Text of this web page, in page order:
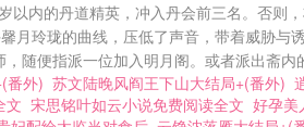
内的丹道精英，冲入丹会前三名。否则
玲珑的曲线，压低了声音，带着威胁与
随便指派一位加入明月阁。或者派出斋内
番外) 苏文陆晚风阎王下山大结局+(番外)
文 宋思铭叶如云小说免费阅读全文 好孕美